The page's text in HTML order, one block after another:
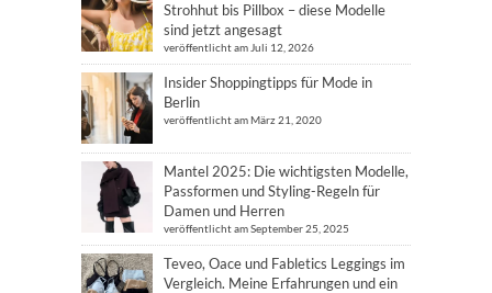
Strohhut bis Pillbox – diese Modelle
sind jetzt angesagt
veröffentlicht am Juli 12, 2026
Insider Shoppingtipps für Mode in
Berlin
veröffentlicht am März 21, 2020
Mantel 2025: Die wichtigsten Modelle,
Passformen und Styling-Regeln für
Damen und Herren
veröffentlicht am September 25, 2025
Teveo, Oace und Fabletics Leggings im
Vergleich. Meine Erfahrungen und ein